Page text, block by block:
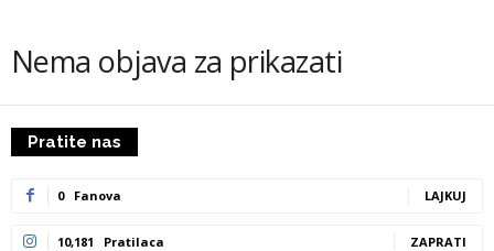
Nema objava za prikazati
Pratite nas
0 Fanova LAJKUJ
10,181 Pratilaca ZAPRATI